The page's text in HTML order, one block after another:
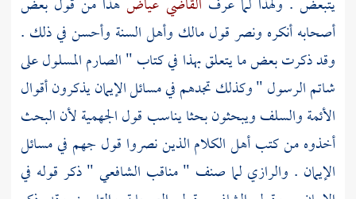
أصحابه أنكره ونصر قولمالك وأهل السنة وأحسن في ذلك .
وقد ذكرت بعض ما يتعلق بهذا في كتاب " الصارم المسلول على
شاتم الرسول " وكذلك تجدهم في مسائل الإيمان يذكرون أقوال
الأئمةوالسلفويبحثون بحثا يناسب قولالجهميةلأن البحث
أخذوه من كتبأهل الكلامالذين نصروا قول جهم في مسائل
الإيمان . والرازي لما صنف " مناقب الشافعي " ذكر قوله في